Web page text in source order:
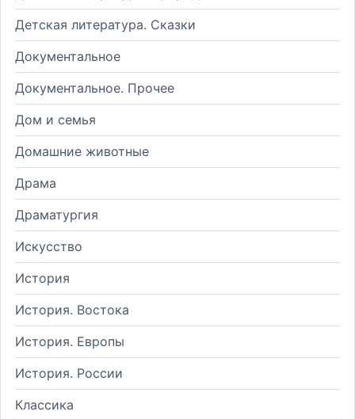
Детская литература. Сказки
Документальное
Документальное. Прочее
Дом и семья
Домашние животные
Драма
Драматургия
Искусство
История
История. Востока
История. Европы
История. России
Классика